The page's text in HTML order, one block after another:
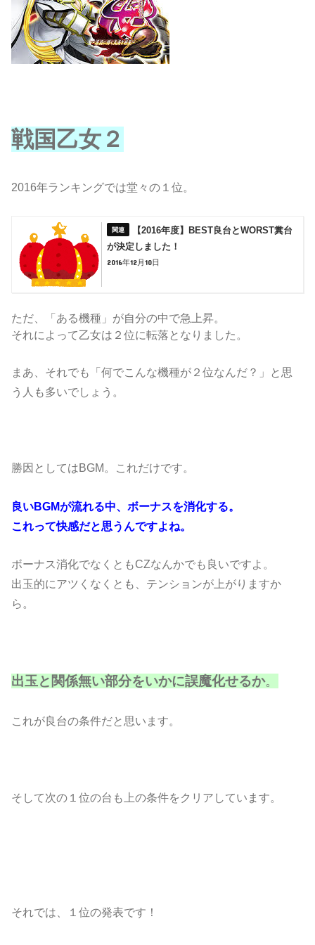
戦国乙女２
2016年ランキングでは堂々の１位。
【2016年度】BEST良台とWORST糞台
が決定しました！
2016年12月10日
ただ、「ある機種」が自分の中で急上昇。
それによって乙女は２位に転落となりました。
まあ、それでも「何でこんな機種が２位なんだ？」と思
う人も多いでしょう。
勝因としてはBGM。これだけです。
良いBGMが流れる中、ボーナスを消化する。
これって快感だと思うんですよね。
ボーナス消化でなくともCZなんかでも良いですよ。
出玉的にアツくなくとも、テンションが上がりますか
ら。
出玉と関係無い部分をいかに誤魔化せるか。
これが良台の条件だと思います。
そして次の１位の台も上の条件をクリアしています。
それでは、１位の発表です！